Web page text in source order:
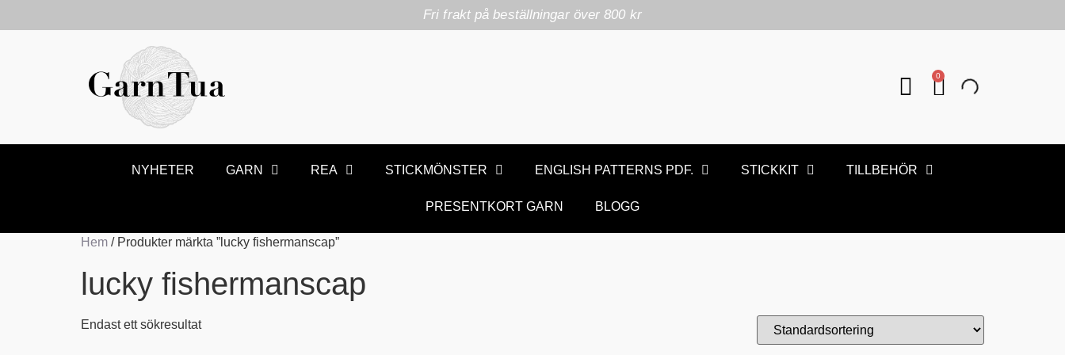
Fri frakt på beställningar över 800 kr
0
NYHETER GARN REA STICKMÖNSTER ENGLISH PATTERNS PDF. STICKKIT TILLBEHÖR
PRESENTKORT GARN BLOGG
Hem / Produkter märkta ”lucky fishermanscap”
lucky fishermanscap
Endast ett sökresultat